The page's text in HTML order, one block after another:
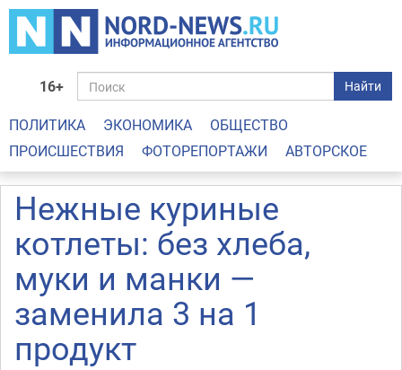
16+ Найти
ПОЛИТИКА ЭКОНОМИКА
ОБЩЕСТВО
ПРОИСШЕСТВИЯ
ФОТОРЕПОРТАЖИ АВТОРСКОЕ
Нежные куриные
котлеты: без хлеба,
муки и манки —
заменила 3 на 1
продукт